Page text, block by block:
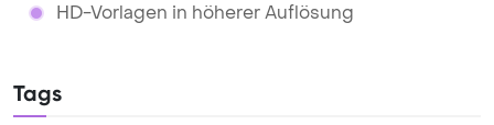
HD-Vorlagen in höherer Auflösung
Tags